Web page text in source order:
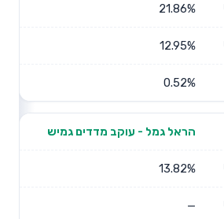
21.86%
12.95%
0.52%
הראל גמל - עוקב מדדים גמיש
13.82%
—